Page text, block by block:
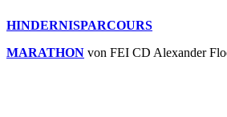
HINDERNISPARCOURS
MARATHON von FEI CD Alexander